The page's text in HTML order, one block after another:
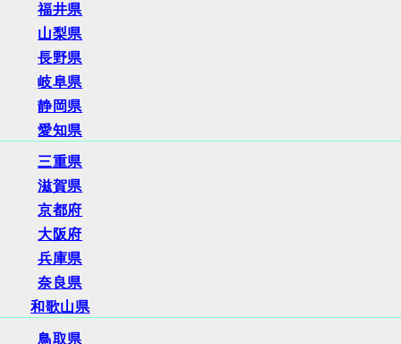
福井県
山梨県
長野県
岐阜県
静岡県
愛知県
三重県
滋賀県
京都府
大阪府
兵庫県
奈良県
和歌山県
鳥取県